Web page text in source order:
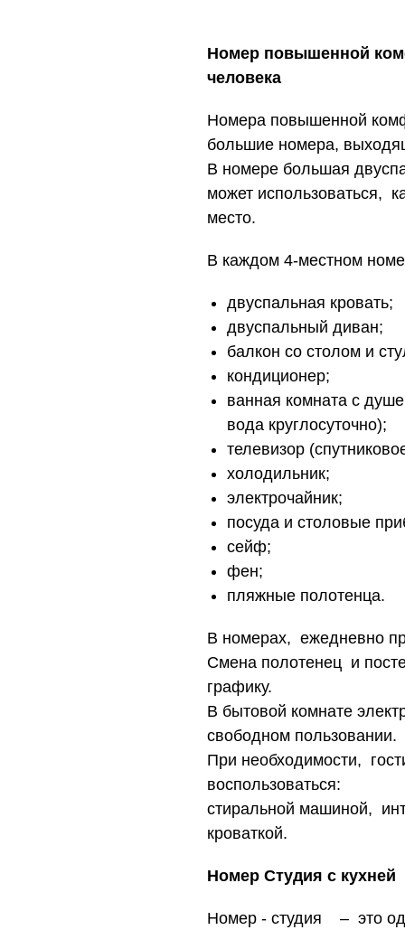
Номер повышенной
человека
Номера повышенной
большие номера,
В номере большая
может использоваться,
место.
В каждом 4-местном
двуспальная кровать;
двуспальный диван;
балкон со столом и
кондиционер;
ванная комната с
вода круглосуточно);
телевизор
холодильник;
электрочайник;
посуда и столовые
сейф;
фен;
пляжные полотенца.
В номерах, ежедневно
Смена полотенец и
графику.
В бытовой комнате
свободном пользовании.
При необходимости,
воспользоваться:
стиральной машиной,
кроваткой.
Номер Студия с кухней
Номер - студия – это